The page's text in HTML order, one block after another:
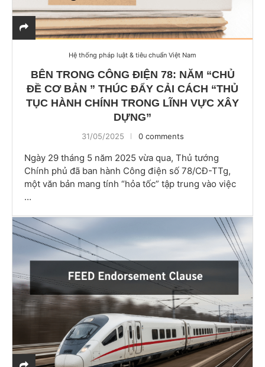
Hệ thống pháp luật & tiêu chuẩn Việt Nam
BÊN TRONG CÔNG ĐIỆN 78: NĂM “CHỦ
ĐỀ CƠ BẢN ” THÚC ĐẨY CẢI CÁCH “THỦ
TỤC HÀNH CHÍNH TRONG LĨNH VỰC XÂY
DỰNG”
31/05/2025 0 comments
Ngày 29 tháng 5 năm 2025 vừa qua, Thủ tướng
Chính phủ đã ban hành Công điện số 78/CĐ-TTg,
một văn bản mang tính “hỏa tốc” tập trung vào việc
…